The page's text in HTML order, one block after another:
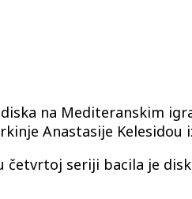
na Mediteranskim
Anastasije Kelesidou
seriji bacila je